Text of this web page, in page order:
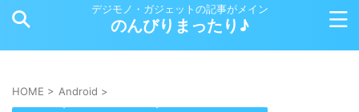
デジモノ・ガジェットの記事がメイン
のんびりまったり♪
HOME > Android >